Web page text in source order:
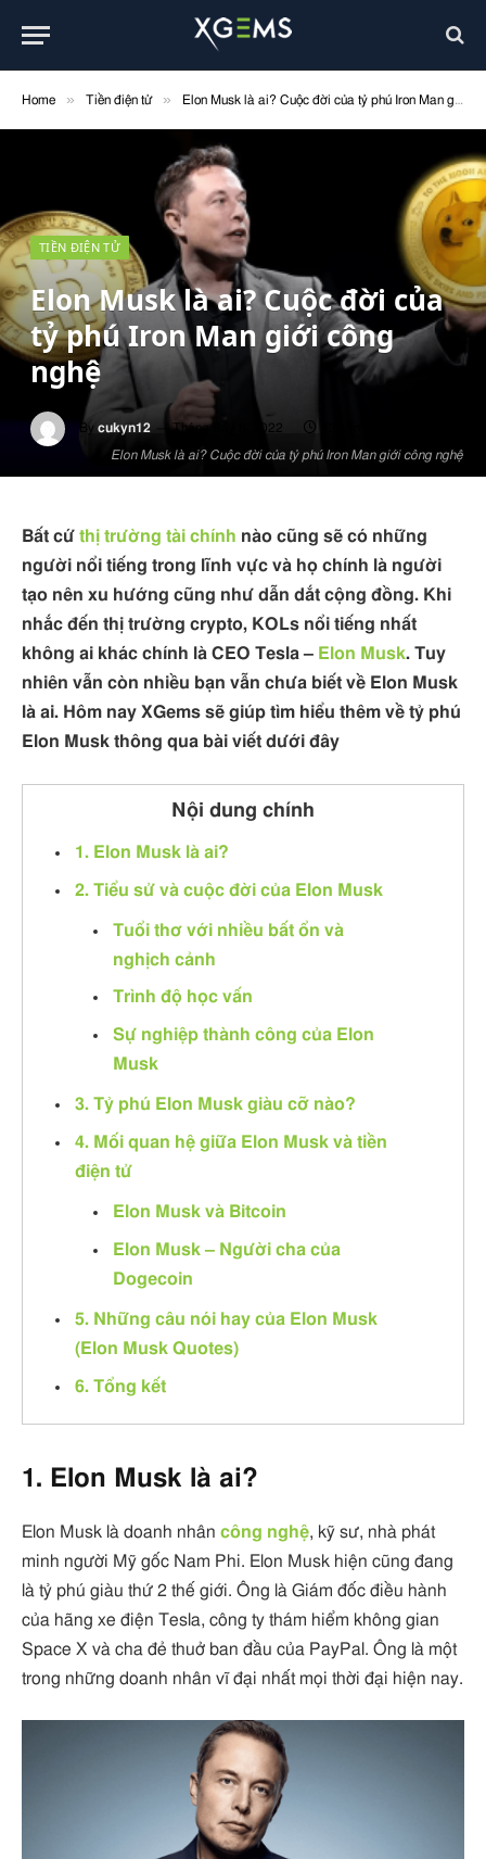
Home » Tiền điện tử » Elon Musk là ai? Cuộc đời của tỷ phú Iron Man giới công nghệ
Elon Musk là ai? Cuộc đời của tỷ phú Iron Man giới công nghệ
TIỀN ĐIỆN TỬ
Elon Musk là ai? Cuộc đời của
tỷ phú Iron Man giới công
nghệ
By cukyn12 Tháng Bảy 8, 2022
Bất cứ thị trường tài chính nào cũng sẽ có những
người nổi tiếng trong lĩnh vực và họ chính là người
tạo nên xu hướng cũng như dẫn dắt cộng đồng. Khi
nhắc đến thị trường crypto, KOLs nổi tiếng nhất
không ai khác chính là CEO Tesla – Elon Musk. Tuy
nhiên vẫn còn nhiều bạn vẫn chưa biết về Elon Musk
là ai. Hôm nay XGems sẽ giúp tìm hiểu thêm về tỷ phú
Elon Musk thông qua bài viết dưới đây
Nội dung chính
1. Elon Musk là ai?
2. Tiểu sử và cuộc đời của Elon Musk
Tuổi thơ với nhiều bất ổn và
nghịch cảnh
Trình độ học vấn
Sự nghiệp thành công của Elon
Musk
3. Tỷ phú Elon Musk giàu cỡ nào?
4. Mối quan hệ giữa Elon Musk và tiền
điện tử
Elon Musk và Bitcoin
Elon Musk – Người cha của
Dogecoin
5. Những câu nói hay của Elon Musk
(Elon Musk Quotes)
6. Tổng kết
1. Elon Musk là ai?
Elon Musk là doanh nhân công nghệ, kỹ sư, nhà phát
minh người Mỹ gốc Nam Phi. Elon Musk hiện cũng đang
là tỷ phú giàu thứ 2 thế giới. Ông là Giám đốc điều hành
của hãng xe điện Tesla, công ty thám hiểm không gian
Space X và cha đẻ thuở ban đầu của PayPal. Ông là một
trong những doanh nhân vĩ đại nhất mọi thời đại hiện nay.